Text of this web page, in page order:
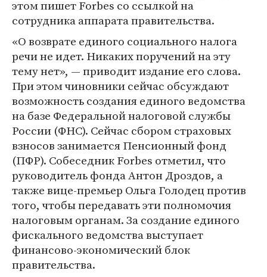
этом пишет Forbes со ссылкой на
сотрудника аппарата правительства.
«О возврате единого социального налога
речи не идет. Никаких поручений на эту
тему нет», — приводит издание его слова.
При этом чиновники сейчас обсуждают
возможность создания единого ведомства
на базе Федеральной налоговой службы
России (ФНС). Сейчас сбором страховых
взносов занимается Пенсионный фонд
(ПФР). Собеседник Forbes отметил, что
руководитель фонда Антон Дроздов, а
также вице-премьер Ольга Голодец против
того, чтобы передавать эти полномочия
налоговым органам. За создание единого
фискального ведомства выступает
финансово-экономический блок
правительства.